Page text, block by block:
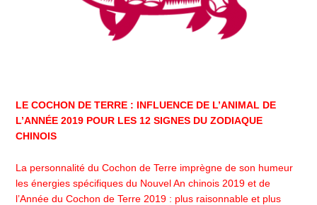
LE COCHON DE TERRE : INFLUENCE DE L’ANIMAL DE
L’ANNÉE 2019 POUR LES 12 SIGNES DU ZODIAQUE
CHINOIS
La personnalité du Cochon de Terre imprègne de son humeur
les énergies spécifiques du Nouvel An chinois 2019 et de
l’Année du Cochon de Terre 2019 : plus raisonnable et plus